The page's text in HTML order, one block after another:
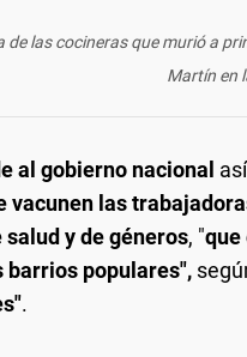
de las cocineras que murió a
Martín en
al gobierno nacional
vacunen las
y de géneros, "que
barrios populares",
.